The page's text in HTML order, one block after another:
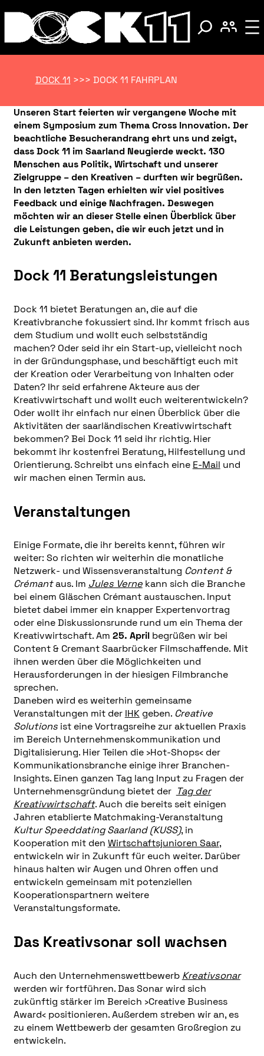
DOCK 11 >>> DOCK 11 FAHRPLAN
Unseren Start feierten wir vergangene Woche mit
einem Symposium zum Thema Cross Innovation. Der
beachtliche Besucherandrang ehrt uns und zeigt,
dass Dock 11 im Saarland Neugierde weckt. 130
Menschen aus Politik, Wirtschaft und unserer
Zielgruppe – den Kreativen – durften wir begrüßen.
In den letzten Tagen erhielten wir viel positives
Feedback und einige Nachfragen. Deswegen
möchten wir an dieser Stelle einen Überblick über
die Leistungen geben, die wir euch jetzt und in
Zukunft anbieten werden.
Dock 11 Beratungsleistungen
Dock 11 bietet Beratungen an, die auf die
Kreativbranche fokussiert sind. Ihr kommt frisch aus
dem Studium und wollt euch selbstständig
machen? Oder seid ihr ein Start-up, vielleicht noch
in der Gründungsphase, und beschäftigt euch mit
der Kreation oder Verarbeitung von Inhalten oder
Daten? Ihr seid erfahrene Akteure aus der
Kreativwirtschaft und wollt euch weiterentwickeln?
Oder wollt ihr einfach nur einen Überblick über die
Aktivitäten der saarländischen Kreativwirtschaft
bekommen? Bei Dock 11 seid ihr richtig. Hier
bekommt ihr kostenfrei Beratung, Hilfestellung und
Orientierung. Schreibt uns einfach eine E-Mail und
wir machen einen Termin aus.
Veranstaltungen
Einige Formate, die ihr bereits kennt, führen wir
weiter: So richten wir weiterhin die monatliche
Netzwerk- und Wissensveranstaltung Content &
Crémantaus. Im Jules Vernekann sich die Branche
bei einem Gläschen Crémant austauschen. Input
bietet dabei immer ein knapper Expertenvortrag
oder eine Diskussionsrunde rund um ein Thema der
Kreativwirtschaft. Am 25. Aprilbegrüßen wir bei
Content & Cremant Saarbrücker Filmschaffende. Mit
ihnen werden über die Möglichkeiten und
Herausforderungen in der hiesigen Filmbranche
sprechen.
Daneben wird es weiterhin gemeinsame
Veranstaltungen mit der IHKgeben. Creative
Solutionsist eine Vortragsreihe zur aktuellen Praxis
im Bereich Unternehmenskommunikation und
Digitalisierung. Hier Teilen die ›Hot-Shops‹ der
Kommunikationsbranche einige ihrer Branchen-
Insights. Einen ganzen Tag lang Input zu Fragen der
Unternehmensgründung bietet der Tag der
Kreativwirtschaft. Auch die bereits seit einigen
Jahren etablierte Matchmaking-Veranstaltung
Kultur Speeddating Saarland (KUSS), in
Kooperation mit den Wirtschaftsjunioren Saar,
entwickeln wir in Zukunft für euch weiter. Darüber
hinaus halten wir Augen und Ohren offen und
entwickeln gemeinsam mit potenziellen
Kooperationspartnern weitere
Veranstaltungsformate.
Das Kreativsonar soll wachsen
Auch den Unternehmenswettbewerb Kreativsonar
werden wir fortführen. Das Sonar wird sich
zukünftig stärker im Bereich ›Creative Business
Award­‹ positionieren. Außerdem streben wir an, es
zu einem Wettbewerb der gesamten Großregion zu
entwickeln.